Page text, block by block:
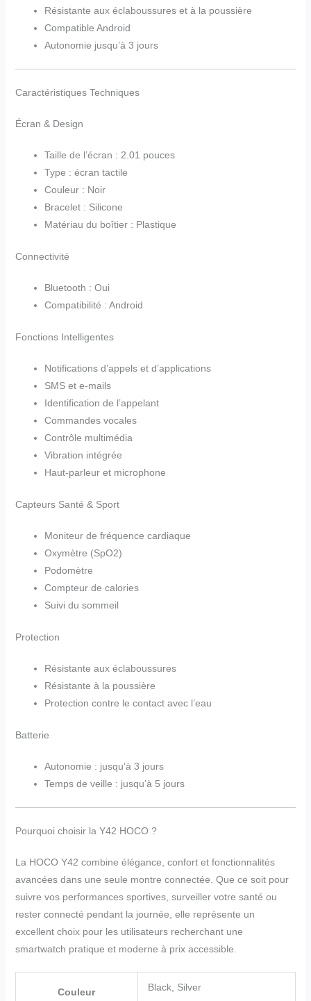
Résistante aux éclaboussures et à la poussière
Compatible Android
Autonomie jusqu’à 3 jours
Caractéristiques Techniques
Écran & Design
Taille de l’écran : 2.01 pouces
Type : écran tactile
Couleur : Noir
Bracelet : Silicone
Matériau du boîtier : Plastique
Connectivité
Bluetooth : Oui
Compatibilité : Android
Fonctions Intelligentes
Notifications d’appels et d’applications
SMS et e-mails
Identification de l’appelant
Commandes vocales
Contrôle multimédia
Vibration intégrée
Haut-parleur et microphone
Capteurs Santé & Sport
Moniteur de fréquence cardiaque
Oxymètre (SpO2)
Podomètre
Compteur de calories
Suivi du sommeil
Protection
Résistante aux éclaboussures
Résistante à la poussière
Protection contre le contact avec l’eau
Batterie
Autonomie : jusqu’à 3 jours
Temps de veille : jusqu’à 5 jours
Pourquoi choisir la Y42 HOCO ?
La HOCO Y42 combine élégance, confort et fonctionnalités
avancées dans une seule montre connectée. Que ce soit pour
suivre vos performances sportives, surveiller votre santé ou
rester connecté pendant la journée, elle représente un
excellent choix pour les utilisateurs recherchant une
smartwatch pratique et moderne à prix accessible.
Couleur Black, Silver